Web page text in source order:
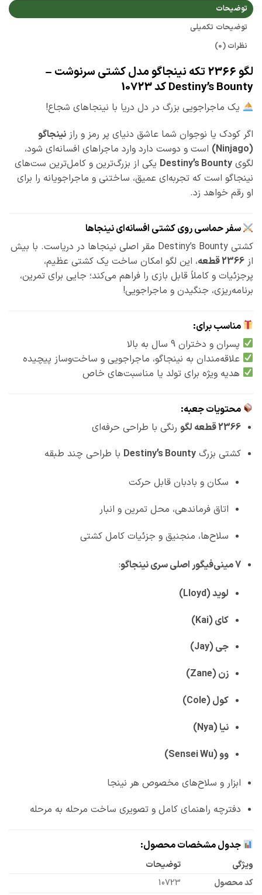
توضیحات
توضیحات تکمیلی
نظرات (0)
لگو 2366 تکه نینجاگو مدل کشتی سرنوشت –
Destiny’s Bounty کد 10723
یک ماجراجویی بزرگ در دل دریا با نینجاهای شجاع!
اگر کودک یا نوجوان شما عاشق دنیای پر رمز و رازنینجاگو
است و دوست دارد وارد ماجراهای افسانه‌ای شود،
لگویDestiny’s Bountyیکی از بزرگ‌ترین و کامل‌ترین ست‌های
نینجاگو است که تجربه‌ای عمیق، ساختنی و ماجراجویانه را برای
او رقم خواهد زد.
سفر حماسی روی کشتی افسانه‌ای نینجاها
کشتی Destiny’s Bounty مقر اصلی نینجاها در دریاست. با بیش
2366 قطعه
، این لگو امکان ساخت یک کشتی عظیم،
پرجزئیات و کاملاً قابل بازی را فراهم می‌کند؛ جایی برای تمرین،
برنامه‌ریزی، جنگیدن و ماجراجویی!
مناسب برای:
پسران و دختران 9 سال به بالا
علاقه‌مندان به نینجاگو، ماجراجویی و ساخت‌وساز پیچیده
هدیه ویژه برای تولد یا مناسبت‌های خاص
محتویات جعبه:
2366 قطعه لگو
رنگی با طراحی حرفه‌ای
کشتی بزرگDestiny’s Bountyبا طراحی چند طبقه
سکان و بادبان قابل حرکت
اتاق فرماندهی، محل تمرین و انبار
سلاح‌ها، منجنیق و جزئیات کامل کشتی
7 مینی‌فیگور اصلی سری نینجاگو :
لوید (Lloyd)
کای (Kai)
جی (Jay)
زن (Zane)
کول (Cole)
نیا (Nya)
وو (Sensei Wu)
ابزار و سلاح‌های مخصوص هر نینجا
دفترچه راهنمای کامل و تصویری ساخت مرحله به مرحله
جدول مشخصات محصول:
ویژگی
توضیحات
کد محصول
10723